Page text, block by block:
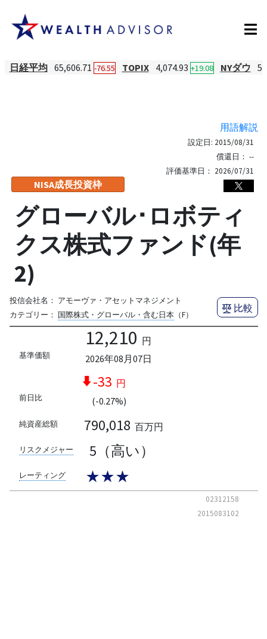
日経平均 65,606.71 -76.55 TOPIX 4,074.93 +19.08 NYダウ
用語解説
NISA成長投資枠
設定日: 2015/08/31
償還日： --
評価基準日： 2026/07/31
グローバル･ロボティ
クス株式ファンド(年
2)
投信会社名： アモーヴァ・アセットマネジメント
カテゴリー： 国際株式・グローバル・含む日本（F）
比較
基準価額
12,210 円
2026年08月07日
前日比
-33 円
(-0.27%)
純資産総額 790,018 百万円
リスクメジャー 5（高い）
レーティング ★★★
02312158
2015083102